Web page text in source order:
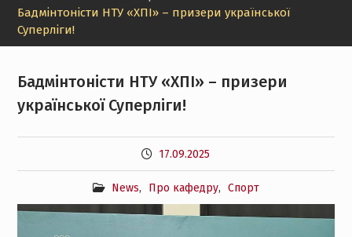
Бадмінтоністи НТУ «ХПІ» – призери української
Суперліги!
Бадмінтоністи НТУ «ХПІ» – призери
української Суперліги!
17.09.2025
News, Про кафедру, Спорт